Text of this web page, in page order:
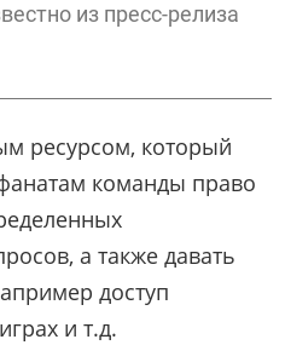
из пресс-релиза
ресурсом, который
команды право
а также давать
доступ
и т.д.